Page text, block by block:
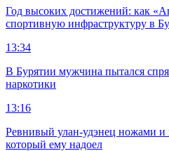
Год высоких достижений: как
спортивную инфраструктуру в
13:34
В Бурятии мужчина пытался
наркотики
13:16
Ревнивый улан-удэнец ножами и
который ему надоел